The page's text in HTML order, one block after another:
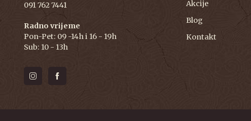
091 762 7441
Radno vrijeme
Pon-Pet: 09 -14h i 16 - 19h
Sub: 10 - 13h
Akcije
Blog
Kontakt